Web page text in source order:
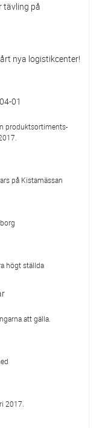
tävling på
nya logistikcenter!
01
produktsortiments-
på Kistamässan
högt ställda
att gälla.
2017.